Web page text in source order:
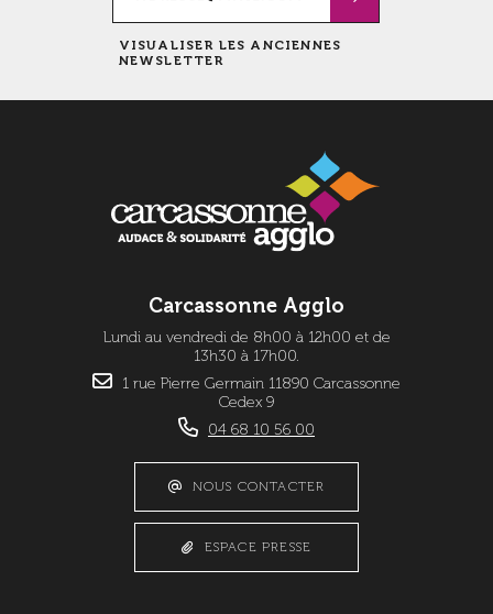
VISUALISER LES ANCIENNES
NEWSLETTER
Carcassonne Agglo
Lundi au vendredi de 8h00 à 12h00 et de
13h30 à 17h00.
1 rue Pierre Germain 11890 Carcassonne
Cedex 9
04 68 10 56 00
NOUS CONTACTER
ESPACE PRESSE